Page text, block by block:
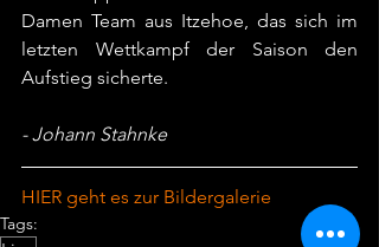
Damen Team aus Itzehoe, das sich im
letzten Wettkampf der Saison den
Aufstieg sicherte.
- Johann Stahnke
HIER geht es zur Bildergalerie
Tags: